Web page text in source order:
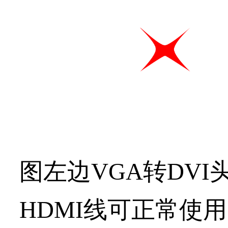
图左边VGA转DVI
HDMI线可正常使用